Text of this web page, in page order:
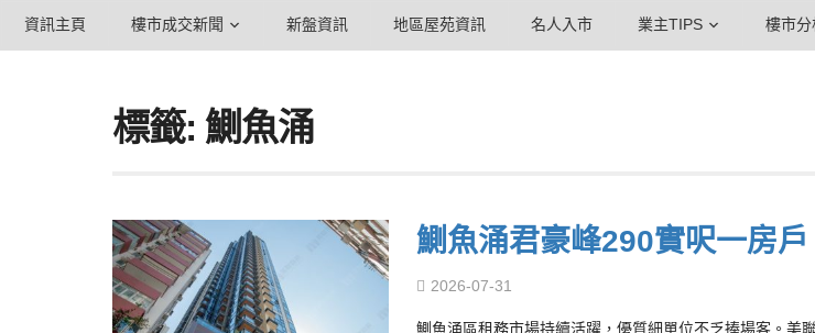
資訊主頁 樓市成交新聞 新盤資訊 地區屋苑資訊 名人入市 業主TIPS 樓市分
標籤: 鰂魚涌
鰂魚涌君豪峰290實呎一房
2026-07-31
鰂魚涌區租務市場持續活躍，優質細單位不乏捧場客。美